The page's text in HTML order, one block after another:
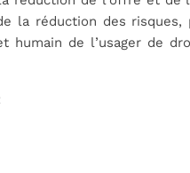
la réduction des risques,
humain de l’usager de